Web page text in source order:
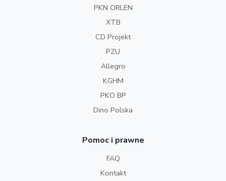
PKN ORLEN
XTB
CD Projekt
PZU
Allegro
KGHM
PKO BP
Dino Polska
Pomoc i prawne
FAQ
Kontakt